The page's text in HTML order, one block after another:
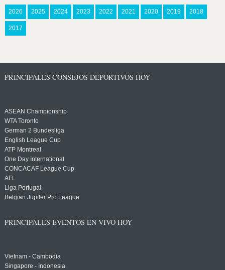
2026 2025 2024 2023 2022 2021 2020 2019 2018
2017
PRINCIPALES CONSEJOS DEPORTIVOS HOY
ASEAN Championship
WTA Toronto
German 2 Bundesliga
English League Cup
ATP Montreal
One Day International
CONCACAF League Cup
AFL
Liga Portugal
Belgian Jupiler Pro League
PRINCIPALES EVENTOS EN VIVO HOY
Vietnam - Cambodia
Singapore - Indonesia